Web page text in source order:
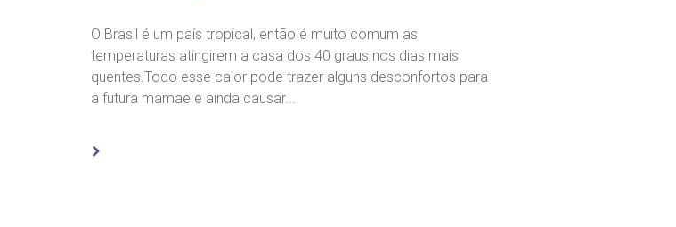
O Brasil é um país tropical, então é muito comum as
temperaturas atingirem a casa dos 40 graus nos dias mais
quentes.Todo esse calor pode trazer alguns desconfortos para
a futura mamãe e ainda causar...